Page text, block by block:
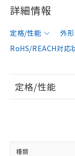
詳細情報
定格/性能 外
RoHS/REACH対応
定格/性能
種類